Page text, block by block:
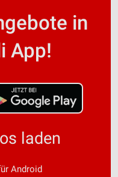
in
App!
laden
Android